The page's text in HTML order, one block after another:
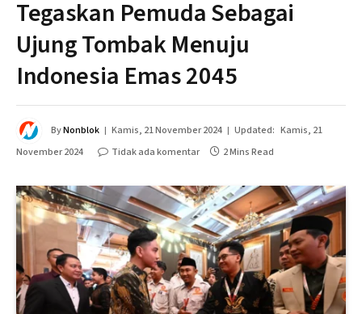
Tegaskan Pemuda Sebagai
Ujung Tombak Menuju
Indonesia Emas 2045
ByNonblok Kamis, 21 November 2024 Updated: Kamis, 21
November 2024
Tidak ada komentar 2 Mins Read